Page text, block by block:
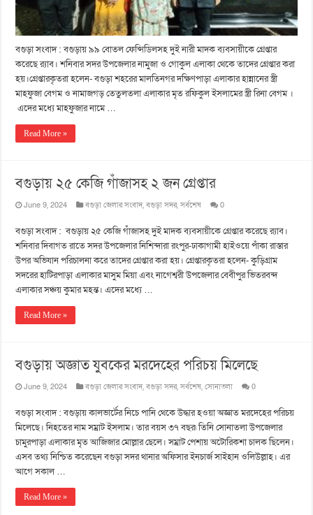
বগুড়া সংবাদ : বগুড়ায় ৯৯ বোতল ফেন্সিডিলসহ দুই নারী মাদক ব্যবসায়ীকে গ্রেপ্তার
করেছে র‍্যাব। শনিবার সদর উপজেলার নামুজা ও গোকুল এলাকা থেকে তাদের গ্রেপ্তার করা
হয়।গ্রেপ্তারকৃতরা হলেন- বগুড়া শহরের মালতিনগর দক্ষিণপাড়া এলাকার হান্নানের স্ত্রী
মাহফুজা বেগম ও নামাজগড় তেতুলতলা এলাকার মৃত রফিকুল ইসলামের স্ত্রী রিনা বেগম ।
এদের মধ্যে মাহফুজার নামে …
Read More »
বগুড়ায় ২৫ কেজি গাঁজাসহ ২ জন গ্রেপ্তার
June 9, 2024 বগুড়া জেলার সংবাদ,বগুড়া সদর,সর্বশেষ 0
বগুড়া সংবাদ : বগুড়ায় ২৫ কেজি গাঁজাসহ দুই মাদক ব্যবসায়ীকে গ্রেপ্তার করেছে র‍্যাব।
শনিবার দিবাগত রাতে সদর উপজেলার নিশিন্দারা রংপুর-ঢাকাগামী হাইওয়ে পাঁকা রাস্তার
উপর অভিযান পরিচালনা করে তাদের গ্রেপ্তার করা হয়। গ্রেপ্তারকৃতরা হলেন- কুড়িগ্রাম
সদরের হাটিরপাড়া এলাকার মাসুম মিয়া এবং নাগেশ্বরী উপজেলার বেবীপুর ভিতরবন্দ
এলাকার সঞ্চয় কুমার মহন্ত। এদের মধ্যে …
Read More »
বগুড়ায় অজ্ঞাত যুবকের মরদেহের পরিচয় মিলেছে
June 9, 2024 বগুড়া জেলার সংবাদ,বগুড়া সদর,সর্বশেষ,সোনাতলা 0
বগুড়া সংবাদ : বগুড়ায় কালভার্টের নিচে পানি থেকে উদ্ধার হওয়া অজ্ঞাত মরদেহের পরিচয়
মিলেছে। নিহতের নাম সম্রাট ইসলাম। তার বয়স ৩৭ বছর৷ তিনি সোনাতলা উপজেলার
চামুরপাড়া এলাকার মৃত আজিজার মোল্লার ছেলে। সম্রাট পেশায় অটোরিকশা চালক ছিলেন।
এসব তথ্য নিশ্চিত করেছেন বগুড়া সদর থানার অফিসার ইনচার্জ সাইহান ওলিউল্লাহ। এর
আগে সকাল …
Read More »